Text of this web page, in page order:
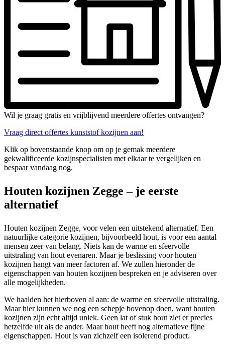
Wil je graag gratis en vrijblijvend meerdere offertes ontvangen?
Vraag direct offertes kunststof kozijnen aan!
Klik op bovenstaande knop om op je gemak meerdere
gekwalificeerde kozijnspecialisten met elkaar te vergelijken en
bespaar vandaag nog.
Houten kozijnen Zegge – je eerste
alternatief
Houten kozijnen Zegge, voor velen een uitstekend alternatief. Een
natuurlijke categorie kozijnen, bijvoorbeeld hout, is voor een aantal
mensen zeer van belang. Niets kan de warme en sfeervolle
uitstraling van hout evenaren. Maar je beslissing voor houten
kozijnen hangt van meer factoren af. We zullen hieronder de
eigenschappen van houten kozijnen bespreken en je adviseren over
alle mogelijkheden.
We haalden het hierboven al aan: de warme en sfeervolle uitstraling.
Maar hier kunnen we nog een schepje bovenop doen, want houten
kozijnen zijn echt altijd uniek. Geen lat of stuk hout ziet er precies
hetzelfde uit als de ander. Maar hout heeft nog alternatieve fijne
eigenschappen. Hout is van zichzelf een isolerend product.